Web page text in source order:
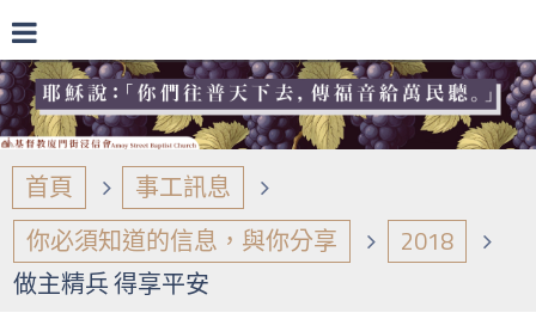
首頁
事工訊息
你必須知道的信息，與你分享
2018
做主精兵 得享平安